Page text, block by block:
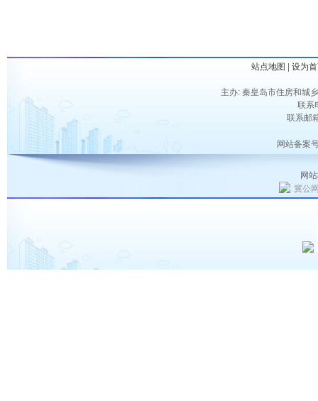
站点地图 设为
主办: 秦皇岛市住房和城
联系
联系邮
网站备案
网
冀公